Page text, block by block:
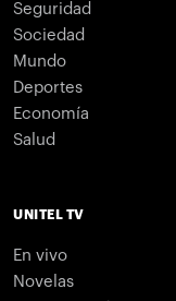
Seguridad
Sociedad
Mundo
Deportes
Economía
Salud
UNITEL TV
En vivo
Novelas